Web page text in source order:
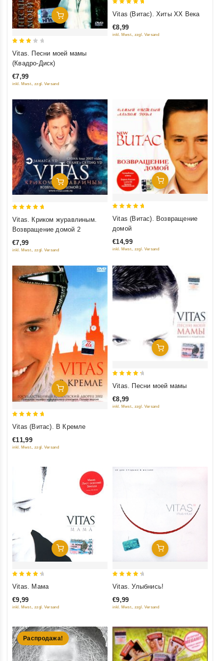
Добавить В Корзину
Vitas. Песни моей мамы
(Квадро-Диск)
€7,99
inkl. Mwst., zzgl. Versand
out of 5
Vitas (Витас). Хиты XX Века
€8,99
inkl. Mwst., zzgl. Versand
Добавить В Корзину
out of 5
Vitas. Криком журавлиным.
Возвращение домой 2
€7,99
inkl. Mwst., zzgl. Versand
Добавить В Корзину
out of 5
Vitas (Витас). Возвращение
домой
€14,99
inkl. Mwst., zzgl. Versand
Добавить В Корзину
out of 5
Vitas (Витас). В Кремле
€11,99
inkl. Mwst., zzgl. Versand
Добавить В Корзину
Vitas. Песни моей мамы
€8,99
inkl. Mwst., zzgl. Versand
Добавить В Корзину
Vitas. Мама
€9,99
inkl. Mwst., zzgl. Versand
Добавить В Корзину
Vitas. Улыбнись!
€9,99
inkl. Mwst., zzgl. Versand
Распродажа!